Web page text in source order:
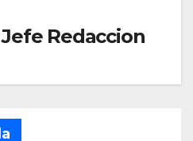
Jefe Redaccion